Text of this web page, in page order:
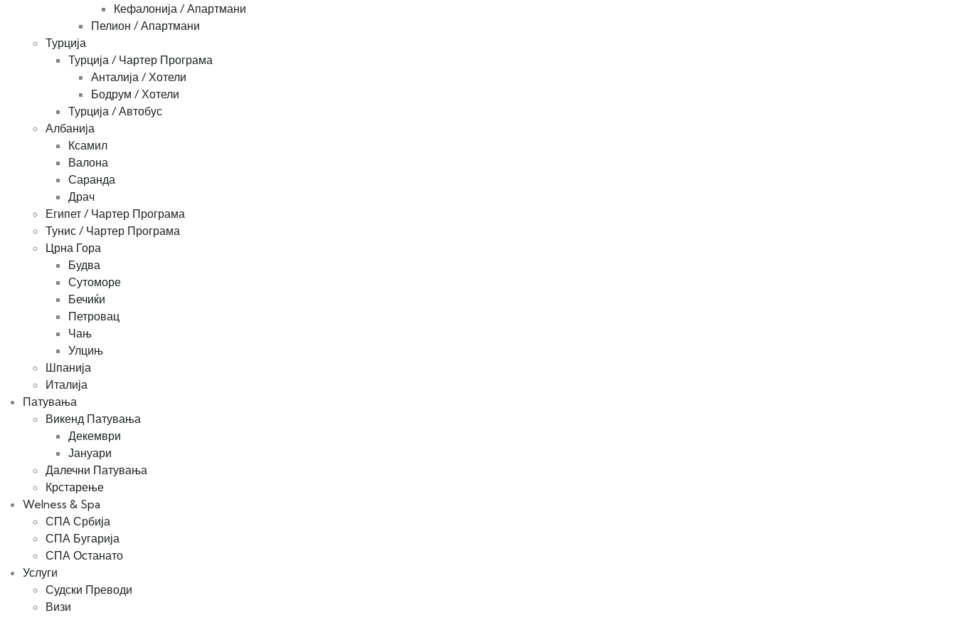
Кефалонија / Апартмани
Пелион / Апартмани
Турција
Турција / Чартер Програма
Анталија / Хотели
Бодрум / Хотели
Турција / Автобус
Албанија
Ксамил
Валона
Саранда
Драч
Египет / Чартер Програма
Тунис / Чартер Програма
Црна Гора
Будва
Сутоморе
Бечиќи
Петровац
Чањ
Улцињ
Шпанија
Италија
Патувања
Викенд Патувања
Декември
Јануари
Далечни Патувања
Крстарење
Welness & Spa
СПА Србија
СПА Бугарија
СПА Останато
Услуги
Судски Преводи
Визи